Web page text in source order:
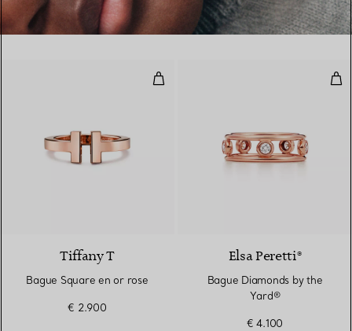
Bague Square en or rose
Tiffany T
Bague Square en or rose
€ 2.900
Elsa Peretti®
Bague Diamonds by the
Yard®
€ 4.100